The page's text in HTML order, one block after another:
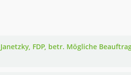
FDP, betr. Mögliche